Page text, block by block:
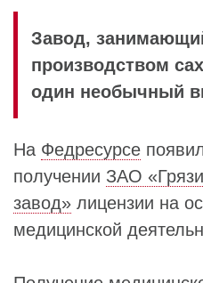
Завод,
производством
один необычный
На Федресурсе
получении ЗАО
завод» лицензии на
медицинской